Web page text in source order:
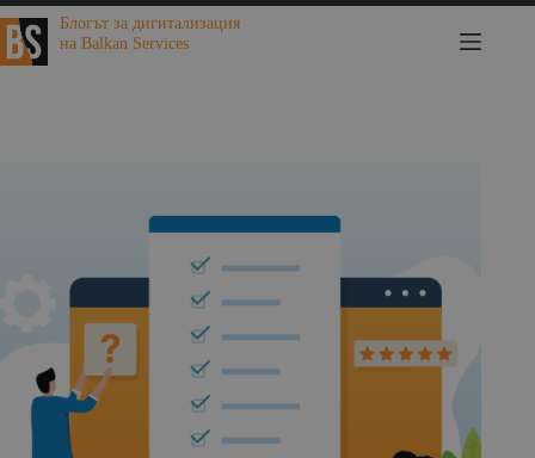
Skip
to
content
Блогът за дигитализация
на Balkan Services